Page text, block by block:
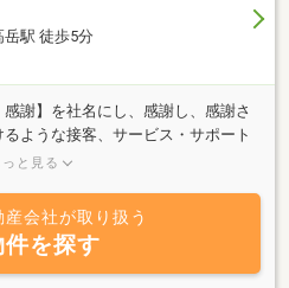
駅 徒歩5分
謝】を社名にし、感謝し、感謝さ
ような接客、サービス・サポート
はなく、お客様の将来の人生を見
務や、買取再販業務、収益物件の
といった不動産業を全般行ってお
ランスタッフも在籍。まずはご相
ンチュリー21の全国のネットワーク
っと見る
産会社が取り扱う
を探す